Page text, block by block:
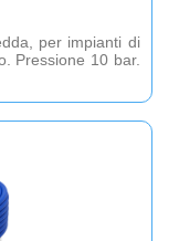
per impianti di
Pressione 10 bar.